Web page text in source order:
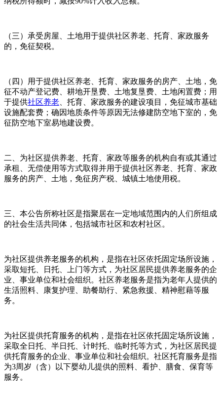
（三）承受房屋、土地用于提供社区养老、托育、家政服务
的，免征契税。
（四）用于提供社区养老、托育、家政服务的房产、土地，免
征不动产登记费、耕地开垦费、土地复垦费、土地闲置费；用
于提供社区养老 、托育、家政服务的建设项目，免征城市基础
设施配套费；确因地质条件等原因无法修建防空地下室的，免
征防空地下室易地建设费。
二、为社区提供养老、托育、家政等服务的机构自有或其通过
承租、无偿使用等方式取得并用于提供社区养老、托育、家政
服务的房产、土地，免征房产税、城镇土地使用税。
三、本公告所称社区是指聚居在一定地域范围内的人们所组成
的社会生活共同体，包括城市社区和农村社区。
为社区提供养老服务的机构，是指在社区依托固定场所设施，
采取短托、日托、上门等方式，为社区居民提供养老服务的企
业、事业单位和社会组织。社区养老服务是指为老年人提供的
生活照料、康复护理、助餐助行、紧急救援、精神慰藉等服
务。
为社区提供托育服务的机构，是指在社区依托固定场所设施，
采取全日托、半日托、计时托、临时托等方式，为社区居民提
供托育服务的企业、事业单位和社会组织。社区托育服务是指
为3周岁（含）以下婴幼儿提供的照料、看护、膳食、保育等
服务。